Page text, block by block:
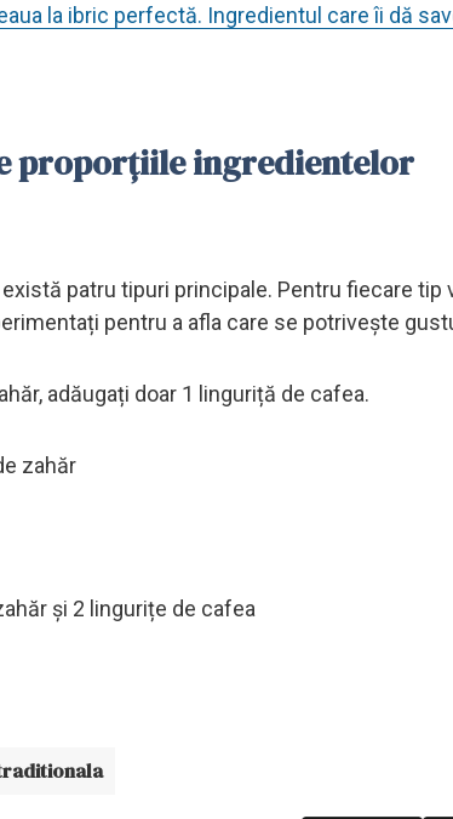
la ibric perfectă. Ingredientul care îi dă
proporțiile ingredientelor
patru tipuri principale. Pentru fiecare tip
pentru a afla care se potrivește
adăugați doar 1 linguriță de cafea.
zahăr
și 2 lingurițe de cafea